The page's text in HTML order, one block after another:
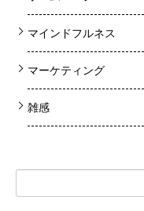
マインドフルネス
マーケティング
雑感
索: